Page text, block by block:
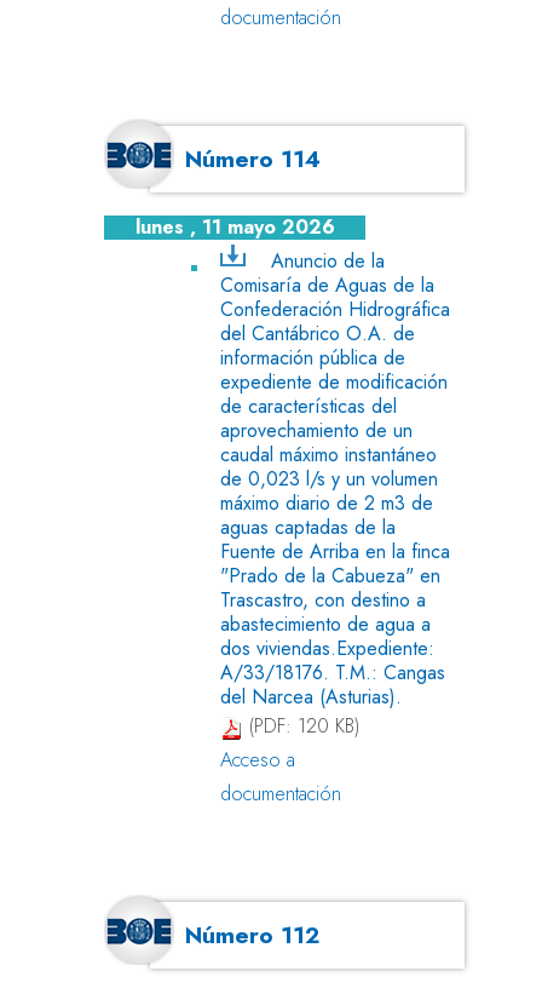
documentación
Número 114
lunes , 11 mayo 2026
Anuncio de la
Comisaría de Aguas de la
Confederación Hidrográfica
del Cantábrico O.A. de
información pública de
expediente de modificación
de características del
aprovechamiento de un
caudal máximo instantáneo
de 0,023 l/s y un volumen
máximo diario de 2 m3 de
aguas captadas de la
Fuente de Arriba en la finca
"Prado de la Cabueza" en
Trascastro, con destino a
abastecimiento de agua a
dos viviendas.Expediente:
A/33/18176. T.M.: Cangas
del Narcea (Asturias).
(PDF: 120 KB)
Acceso a
documentación
Número 112